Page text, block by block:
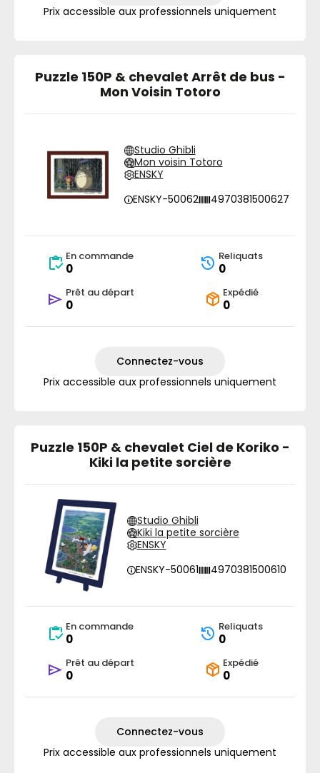
Prix accessible aux professionnels uniquement
Puzzle 150P & chevalet Arrêt de bus -
Mon Voisin Totoro
Studio Ghibli
Mon voisin Totoro
ENSKY
ENSKY-50062
4970381500627
En commande
0
Reliquats
0
Prêt au départ
0
Expédié
0
Connectez-vous
Prix accessible aux professionnels uniquement
Puzzle 150P & chevalet Ciel de Koriko -
Kiki la petite sorcière
Studio Ghibli
Kiki la petite sorcière
ENSKY
ENSKY-50061
4970381500610
En commande
0
Reliquats
0
Prêt au départ
0
Expédié
0
Connectez-vous
Prix accessible aux professionnels uniquement